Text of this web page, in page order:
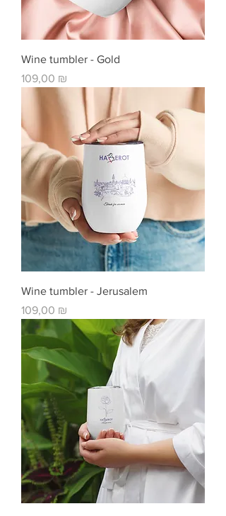
Wine tumbler - Gold
Цена
109,00 ₪
Wine tumbler - Jerusalem
Цена
109,00 ₪